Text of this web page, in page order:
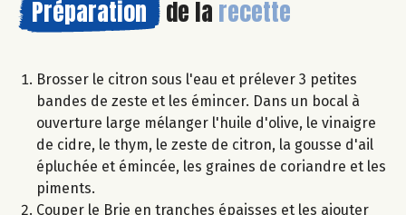
Préparation de la recette
Brosser le citron sous l'eau et prélever 3 petites
bandes de zeste et les émincer. Dans un bocal à
ouverture large mélanger l'huile d'olive, le vinaigre
de cidre, le thym, le zeste de citron, la gousse d'ail
épluchée et émincée, les graines de coriandre et les
piments.
Couper le Brie en tranches épaisses et les ajouter